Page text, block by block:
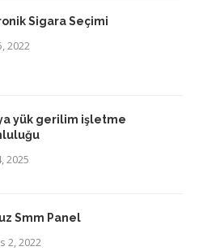
Sigara Seçimi
2022
yük gerilim işletme
2025
Smm Panel
2, 2022